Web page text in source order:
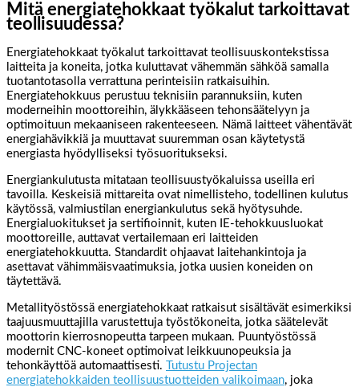
Mitä energiatehokkaat työkalut tarkoittavat
teollisuudessa?
Energiatehokkaat työkalut tarkoittavat teollisuuskontekstissa
laitteita ja koneita, jotka kuluttavat vähemmän sähköä samalla
tuotantotasolla verrattuna perinteisiin ratkaisuihin.
Energiatehokkuus perustuu teknisiin parannuksiin, kuten
moderneihin moottoreihin, älykkääseen tehonsäätelyyn ja
optimoituun mekaaniseen rakenteeseen. Nämä laitteet vähentävät
energiahävikkiä ja muuttavat suuremman osan käytetystä
energiasta hyödylliseksi työsuoritukseksi.
Energiankulutusta mitataan teollisuustyökaluissa useilla eri
tavoilla. Keskeisiä mittareita ovat nimellisteho, todellinen kulutus
käytössä, valmiustilan energiankulutus sekä hyötysuhde.
Energialuokitukset ja sertifioinnit, kuten IE-tehokkuusluokat
moottoreille, auttavat vertailemaan eri laitteiden
energiatehokkuutta. Standardit ohjaavat laitehankintoja ja
asettavat vähimmäisvaatimuksia, jotka uusien koneiden on
täytettävä.
Metallityöstössä energiatehokkaat ratkaisut sisältävät esimerkiksi
taajuusmuuttajilla varustettuja työstökoneita, jotka säätelevät
moottorin kierrosnopeutta tarpeen mukaan. Puuntyöstössä
modernit CNC-koneet optimoivat leikkuunopeuksia ja
tehonkäyttöä automaattisesti. Tutustu Projectan
energiatehokkaiden teollisuustuotteiden valikoimaan, joka